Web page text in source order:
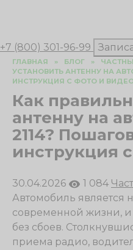
+7 (800) 301-96-99
ГЛАВНАЯ » БЛОГ »
УСТАНОВИТЬ АНТЕННУ НА
ИНСТРУКЦИЯ С ФОТО И
Как
антенну на
2114?
инструкция
30.04.2026 1 084
Автомобиль является
современной жизни, и
без сбоев.
приема радио,